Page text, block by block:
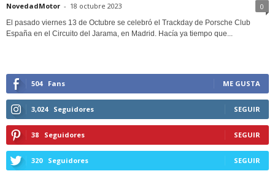
NovedadMotor - 18 octubre 2023 0
El pasado viernes 13 de Octubre se celebró el Trackday de Porsche Club
España en el Circuito del Jarama, en Madrid. Hacía ya tiempo que...
504 Fans ME GUSTA
3,024 Seguidores SEGUIR
38 Seguidores SEGUIR
320 Seguidores SEGUIR